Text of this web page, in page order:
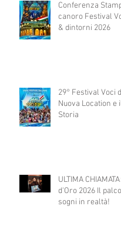
Conferenza
canoro Festival
& dintorni 2026
29° Festival Voci
Nuova Location e
Storia
ULTIMA
d'Oro 2026 Il
sogni in realtà!